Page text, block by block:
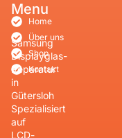
Samsung
Displayglas-
Reparatur
in
Gütersloh
Spezialisiert
auf
LCD-
Menu
Home
Über uns
Shop
Kontakt